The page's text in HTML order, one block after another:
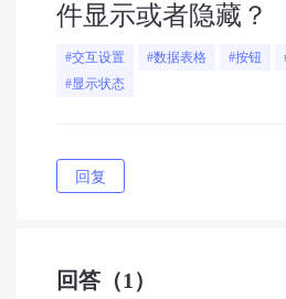
件显示或者隐藏？
#交互设置 #数据表格 #按钮
#显示状态
回复
回答 （1）